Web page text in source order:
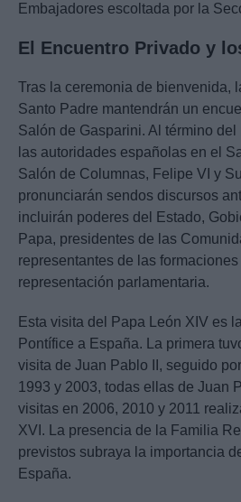
Embajadores escoltada por la
El Encuentro Privado y
Tras la ceremonia de bienvenida,
Santo Padre mantendrán un
Salón de Gasparini. Al término
las autoridades españolas en el
Salón de Columnas, Felipe VI y
pronunciarán sendos discursos
incluirán poderes del Estado,
Papa, presidentes de las
representantes de las
representación parlamentaria.
Esta visita del Papa León XIV es
Pontífice a España. La primera
visita de Juan Pablo II, seguido
1993 y 2003, todas ellas de Juan
visitas en 2006, 2010 y 2011
XVI. La presencia de la Familia
previstos subraya la importancia
España.